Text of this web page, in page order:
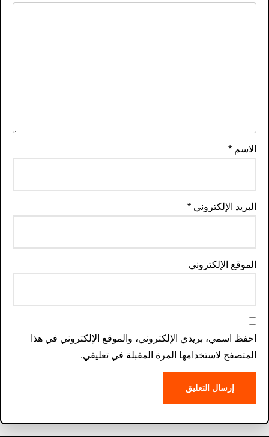
الاسم*
البريد الإلكتروني*
الموقع الإلكتروني
احفظ اسمي، بريدي الإلكتروني، والموقع الإلكتروني في هذا
المتصفح لاستخدامها المرة المقبلة في تعليقي.